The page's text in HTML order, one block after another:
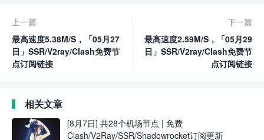
上一篇
最高速度5.38M/S，「05月27
日」SSR/V2ray/Clash免费节
点订阅链接
下一篇
最高速度2.59M/S，「05月29
日」SSR/V2ray/Clash免费节
点订阅链接
相关文章
[8月7日] 共28个机场节点 | 免费
Clash/V2Ray/SSR/Shadowrocket订阅更新